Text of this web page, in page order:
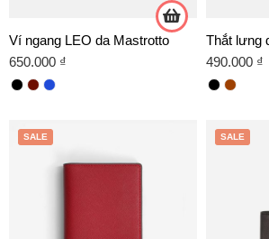
Ví ngang LEO da Mastrotto
650.000 ₫ 490.000 ₫
SALE SALE